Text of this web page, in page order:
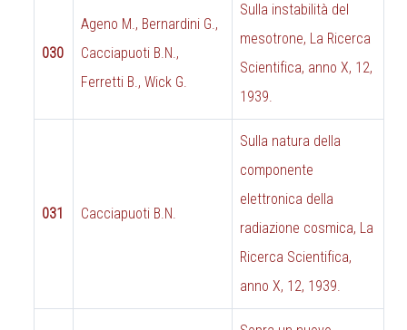
030
Ageno M., Bernardini G.,
Cacciapuoti B.N.,
Ferretti B., Wick G.
Sulla instabilità del
mesotrone, La Ricerca
Scientifica, anno X, 12,
1939.
031 Cacciapuoti B.N.
Sulla natura della
componente
elettronica della
radiazione cosmica, La
Ricerca Scientifica,
anno X, 12, 1939.